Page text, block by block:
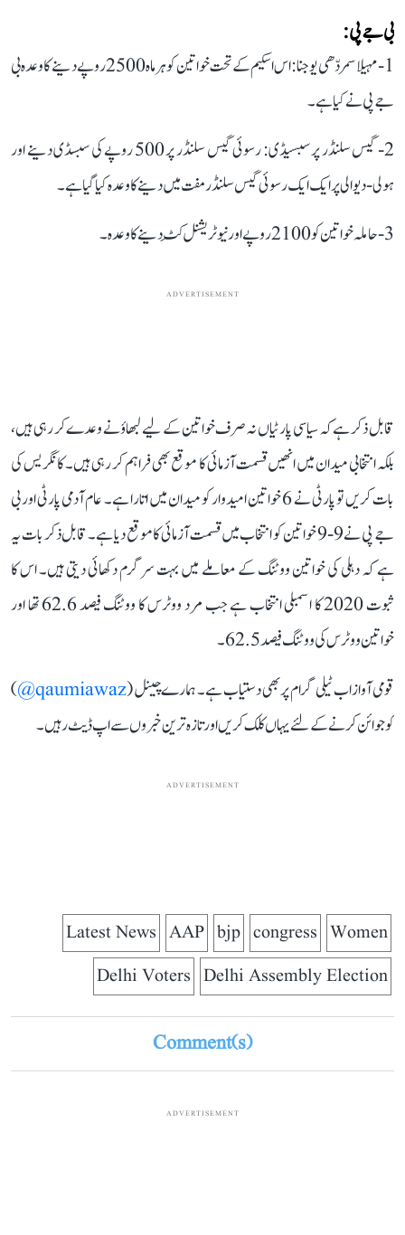
بی جے پی:
1- مہیلا سمردّھی یوجنا: اس اسکیم کے تحت خواتین کو ہر ماہ 2500 روپے دینے کا وعدہ بی
جے پی نے کیا ہے۔
2- گیس سلنڈر پر سبسیڈی: رسوئی گیس سلنڈر پر 500 روپے کی سبسڈی دینے اور
ہولی-دیوالی پر ایک ایک رسوئی گیس سلنڈر مفت میں دینے کا وعدہ کیا گیا ہے۔
3- حاملہ خواتین کو 2100 روپے اور نیوٹریشنل کِٹ دینے کا وعدہ۔
ADVERTISEMENT
قابل ذکر ہے کہ سیاسی پارٹیاں نہ صرف خواتین کے لیے لبھاؤنے وعدے کر رہی ہیں،
بلکہ انتخابی میدان میں انھیں قسمت آزمائی کا موقع بھی فراہم کر رہی ہیں۔ کانگریس کی
بات کریں تو پارٹی نے 6 خواتین امیدوار کو میدان میں اتارا ہے۔ عام آدمی پارٹی اور بی
جے پی نے 9-9 خواتین کو انتخاب میں قسمت آزمائی کا موقع دیا ہے۔ قابل ذکر بات یہ
ہے کہ دہلی کی خواتین ووٹنگ کے معاملے میں بہت سرگرم دکھائی دیتی ہیں۔ اس کا
ثبوت 2020 کا اسمبلی انتخاب ہے جب مرد ووٹرس کا ووٹنگ فیصد 62.6 تھا اور
خواتین ووٹرس کی ووٹنگ فیصد 62.5۔
قومی آواز اب ٹیلی گرام پر بھی دستیاب ہے۔ ہمارے چینل (qaumiawaz@
)
کو جوائن کرنے کے لئے یہاں کلک کریں اور تازہ ترین خبروں سے اپ ڈیٹ رہیں۔
ADVERTISEMENT
Women
congress
bjp
AAP
Latest News
Delhi Assembly Election
Delhi Voters
Comment(s)
ADVERTISEMENT